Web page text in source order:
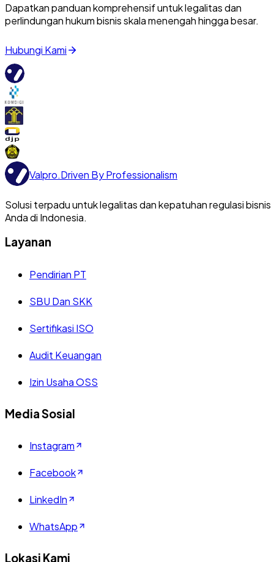
Dapatkan panduan komprehensif untuk legalitas dan
perlindungan hukum bisnis skala menengah hingga besar.
Hubungi Kami
Valpro.Driven By Professionalism
Solusi terpadu untuk legalitas dan kepatuhan regulasi bisnis
Anda di Indonesia.
Layanan
Pendirian PT
SBU Dan SKK
Sertifikasi ISO
Audit Keuangan
Izin Usaha OSS
Media Sosial
Instagram
Facebook
LinkedIn
WhatsApp
Lokasi Kami